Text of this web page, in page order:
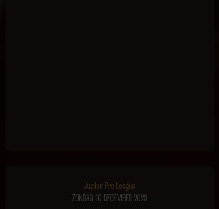
Jupiler Pro League
ZONDAG 10 DECEMBER 2023